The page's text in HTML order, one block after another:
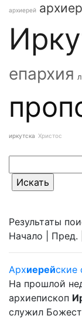
архиерей
епархия
иркутска Христос
Результаты
Начало | Пред. |
Архиерейские
На прошлой
архиепископ
служил